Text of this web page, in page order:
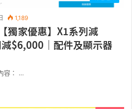
1,189
獨家優惠】X1系列減
$6,000｜配件及顯示器
容： …